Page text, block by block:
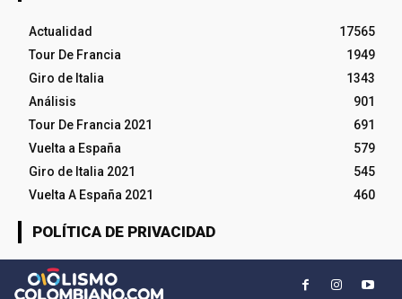
Actualidad
17565
Tour De Francia
1949
Giro de Italia
1343
Análisis
901
Tour De Francia 2021
691
Vuelta a España
579
Giro de Italia 2021
545
Vuelta A España 2021
460
POLÍTICA DE PRIVACIDAD